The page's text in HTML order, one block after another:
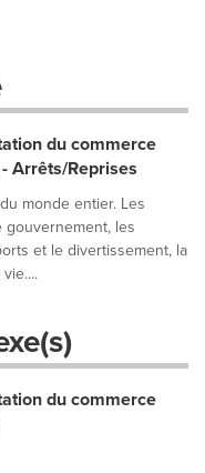
du commerce
Arrêts/Reprises
monde entier. Les
les
et le divertissement, la
du commerce